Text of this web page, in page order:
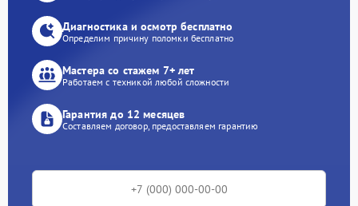
Диагностика и осмотр бесплатно
Определим причину поломки бесплатно
Мастера со стажем 7+ лет
Работаем с техникой любой сложности
Гарантия до 12 месяцев
Составляем договор, предоставляем гарантию